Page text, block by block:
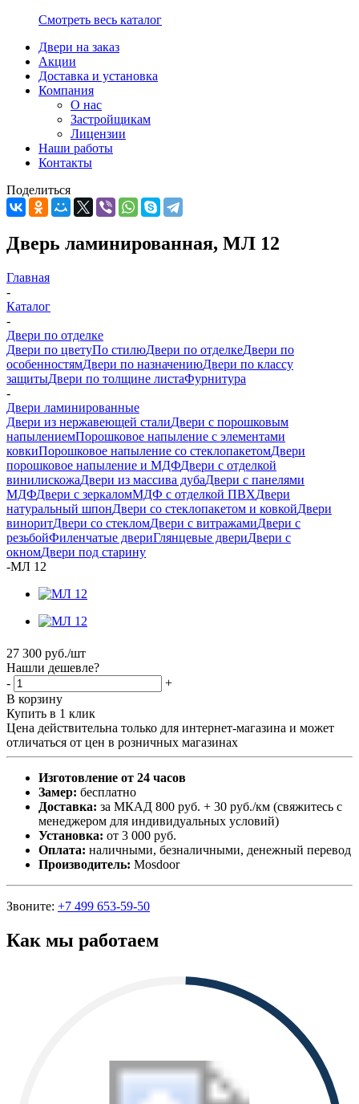
Смотреть весь каталог
Двери на заказ
Акции
Доставка и установка
Компания
О нас
Застройщикам
Лицензии
Наши работы
Контакты
Поделиться
Дверь ламинированная, МЛ 12
Главная
-
Каталог
-
Двери по отделке
Двери по цветуПо стилюДвери по отделкеДвери по
особенностямДвери по назначениюДвери по классу
защитыДвери по толщине листаФурнитура
-
Двери ламинированные
Двери из нержавеющей сталиДвери с порошковым
напылениемПорошковое напыление с элементами
ковкиПорошковое напыление со стеклопакетомДвери
порошковое напыление и МДФДвери с отделкой
винилискожаДвери из массива дубаДвери с панелями
МДФДвери с зеркаломМДФ с отделкой ПВХДвери
натуральный шпонДвери со стеклопакетом и ковкойДвери
виноритДвери со стекломДвери с витражамиДвери с
резьбойФиленчатые двериГлянцевые двериДвери с
окномДвери под старину
-МЛ 12
27 300 руб./шт
Нашли дешевле?
-
+
В корзину
Купить в 1 клик
Цена действительна только для интернет-магазина и может
отличаться от цен в розничных магазинах
Изготовление от 24 часов
Замер: бесплатно
Доставка: за МКАД 800 руб. + 30 руб./км (свяжитесь с
менеджером для индивидуальных условий)
Установка: от 3 000 руб.
Оплата: наличными, безналичными, денежный перевод
Производитель: Mosdoor
Звоните: +7 499 653-59-50
Как мы работаем